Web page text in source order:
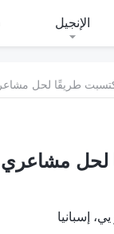
الإنجيل
إسبانيا